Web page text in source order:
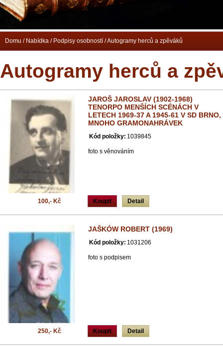
Autogramy herců a
JAROŠ JAROSLAV (1902-1968)
TENORPO MENŠÍCH SCÉNÁCH V
LETECH 1969-37 A 1945-61 V SD BRNO,
MNOHO GRAMONAHRÁVEK
Kód položky: 1039845
foto s věnováním
Koupit Detail
100,- Kč
JAŠKÓW ROBERT (1969)
Kód položky: 1031206
foto s podpisem
Koupit Detail
250,- Kč
Domu / Nabídka / Podpisy osobností /Autogramy herců a zpěváků